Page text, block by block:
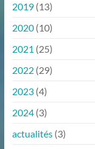
2019(13)
2020(10)
2021 (25)
2022(29)
2023(4)
2024(3)
actualités(3)